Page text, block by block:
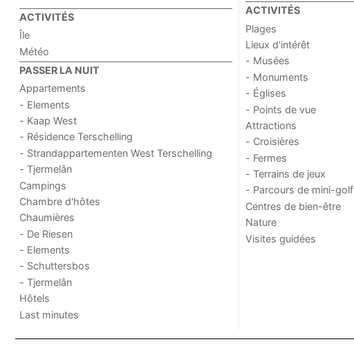
ACTIVITÉS
Île
Météo
PASSER LA NUIT
Appartements
- Elements
- Kaap West
- Résidence Terschelling
- Strandappartementen West Terschelling
- Tjermelân
Campings
Chambre d'hôtes
Chaumières
- De Riesen
- Elements
- Schuttersbos
- Tjermelân
Hôtels
Last minutes
ACTIVITÉS
Plages
Lieux d'intérêt
- Musées
- Monuments
- Églises
- Points de vue
Attractions
- Croisières
- Fermes
- Terrains de jeux
- Parcours de mini-golf
Centres de bien-être
Nature
Visites guidées